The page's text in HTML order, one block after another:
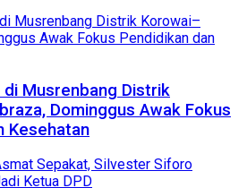
Musrenbang Distrik
Dominggus Awak Fokus
Kesehatan